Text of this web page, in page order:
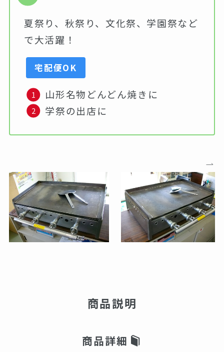
夏祭り、秋祭り、文化祭、学園祭など
で大活躍！
宅配便OK
山形名物どんどん焼きに
学祭の出店に
商品説明
商品詳細